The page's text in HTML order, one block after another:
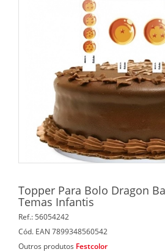
Topper Para Bolo Dragon
Temas Infantis
Ref.:56054242
Cód. EAN 7899348560542
Outros produtos Festcolor